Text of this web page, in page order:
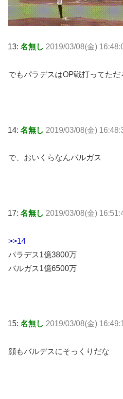
13: 名無し 2019/03/08(金)
でもパラデスはOP戦打ってただ
14: 名無し 2019/03/08(金)
で、おいくらなんバルガス
17: 名無し 2019/03/08(金)
>>14
パラデス1億3800万
バルガス1億6500万
15: 名無し 2019/03/08(金)
顔もバルデスにそっくりだな